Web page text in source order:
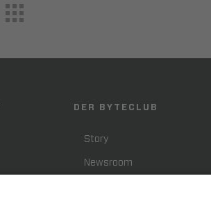
DER BYTECLUB
Story
Newsroom